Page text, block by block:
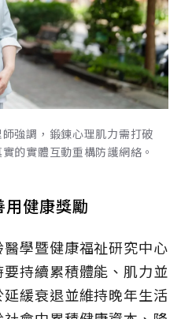
強調，鍛鍊心理肌力需打破
的實體互動重構防護網絡。
健康獎勵
學暨健康福祉研究中心
持續累積體能、肌力並
緩衰退並維持晚年生活